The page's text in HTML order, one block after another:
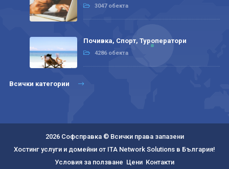
3047 обекта
Почивка, Спорт, Туроператори
4286 обекта
Всички категории
2026 Софсправка © Всички права запазени
Хостинг услуги и домейни от ITA Network Solutions в България!
Условия за ползване Цени Контакти